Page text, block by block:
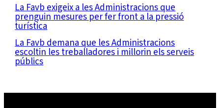
La Favb exigeix a les Administracions que
prenguin mesures per fer front a la pressió
turística
La Favb demana que les Administracions
escoltin les treballadores i millorin els serveis
públics